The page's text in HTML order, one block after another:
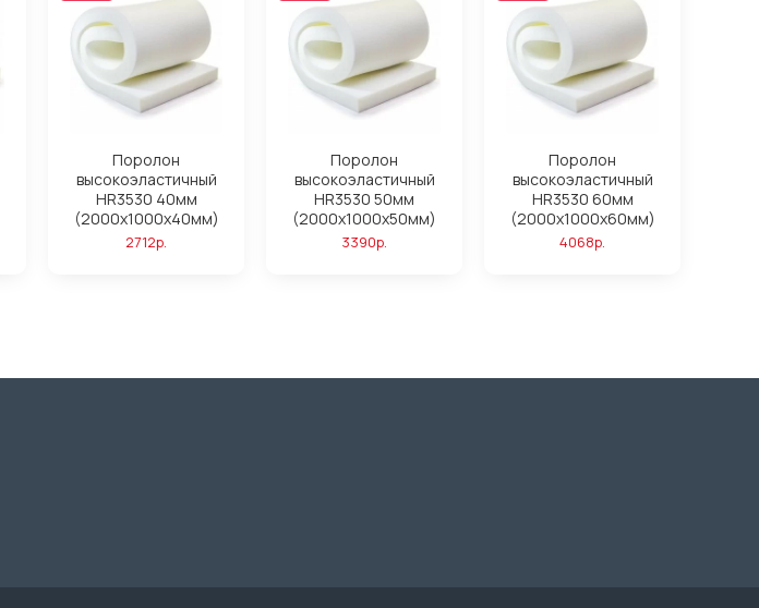
Поролон
высокоэластичный
HR3530 40мм
(2000x1000x40мм)
2712р.
Поролон
высокоэластичный
HR3530 50мм
(2000x1000x50мм)
3390р.
Поролон
высокоэластичный
HR3530 60мм
(2000x1000x60мм)
4068р.